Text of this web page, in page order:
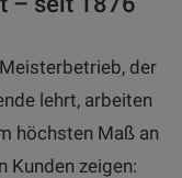
der
lehrt, arbeiten
höchsten Maß an
Kunden zeigen: